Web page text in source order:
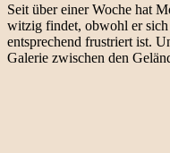
Seit über einer Woche hat
witzig findet, obwohl er
entsprechend frustriert ist.
Galerie zwischen den